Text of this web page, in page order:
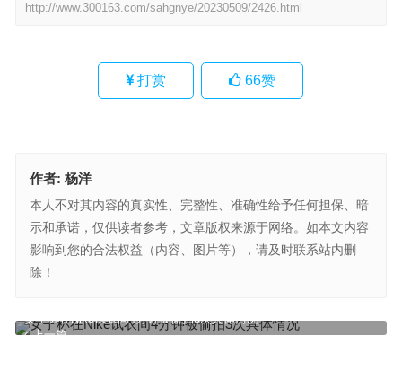
http://www.300163.com/sahgnye/20230509/2426.html
打赏 66赞
作者: 杨洋
本人不对其内容的真实性、完整性、准确性给予任何担保、暗
示和承诺，仅供读者参考，文章版权来源于网络。如本文内容
影响到您的合法权益（内容、图片等），请及时联系站内删
除！
上一篇
女子称在Nike试衣间4分钟被偷拍3次具体情况
徐雷退休，京东变阵刘强东为何选择了她？